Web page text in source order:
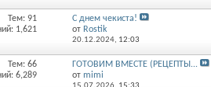
Тем: 91
1,621
С днем чекиста!
от Rostik
20.12.2024, 12:03
Тем: 66
6,289
ГОТОВИМ ВМЕСТЕ (РЕЦЕПТЫ...
от mimi